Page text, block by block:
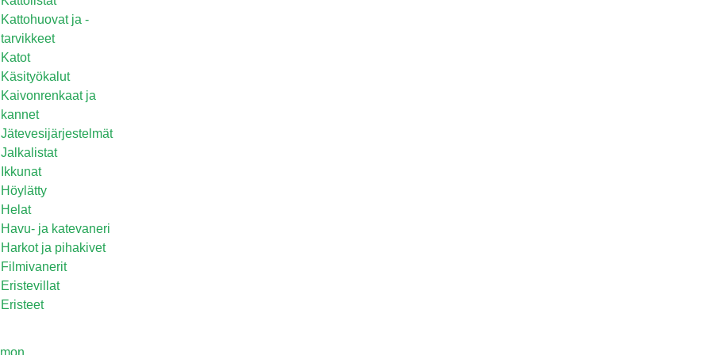
Kattohuovat ja -
tarvikkeet
Katot
Käsityökalut
Kaivonrenkaat ja
kannet
Jätevesijärjestelmät
Jalkalistat
Ikkunat
Höylätty
Helat
Havu- ja katevaneri
Harkot ja pihakivet
Filmivanerit
Eristevillat
Eristeet